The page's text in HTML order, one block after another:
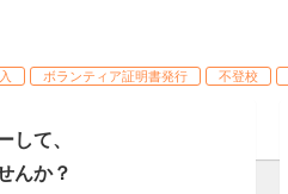
ボランティア証明書発行 不登校
して、
んか？